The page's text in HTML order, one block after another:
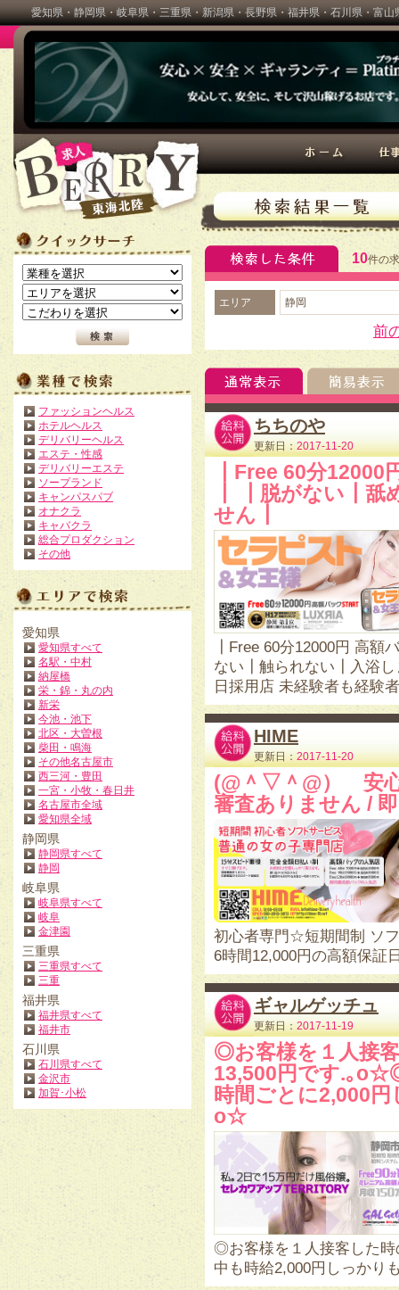
愛知県・静岡県・岐阜県・三重県・新潟県・長野県・福井県・石川県・富山
ファッションヘルス
ホテルヘルス
デリバリーヘルス
エステ・性感
デリバリーエステ
ソープランド
キャンパスパブ
オナクラ
キャバクラ
総合プロダクション
その他
愛知県
愛知県すべて
名駅・中村
納屋橋
栄・錦・丸の内
新栄
今池・池下
北区・大曽根
柴田・鳴海
その他名古屋市
西三河・豊田
一宮・小牧・春日井
名古屋市全域
愛知県全域
静岡県
静岡県すべて
静岡
岐阜県
岐阜県すべて
岐阜
金津園
三重県
三重県すべて
三重
福井県
福井県すべて
福井市
石川県
石川県すべて
金沢市
加賀･小松
10件の
エリア 静岡
前
ちちのや
更新日：2017-11-20
┃Free 60分12000
┃ ┃脱がない┃舐
せん┃
┃Free 60分12000円 高
ない┃触られない┃入浴
日採用店 未経験者も経験
HIME
更新日：2017-11-20
(@＾▽＾@）ゞ
審査ありません /
初心者専門☆短期間制 ソ
6時間12,000円の高額保証
ギャルゲッチュ
更新日：2017-11-19
◎お客様を１人接
13,500円です.｡
時間ごとに2,000
o☆
◎お客様を１人接客した
中も時給2,000円しっかり